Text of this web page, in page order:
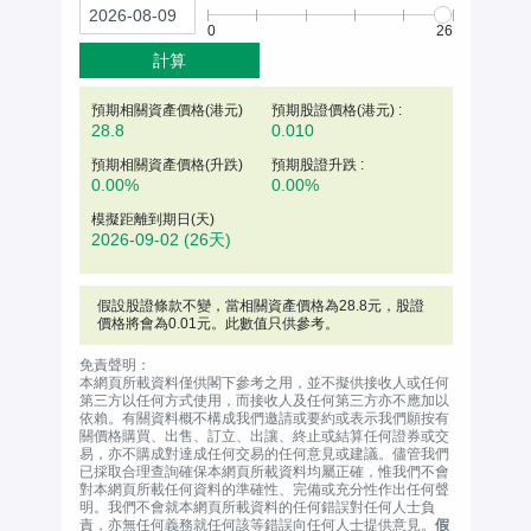
0 26
計算
預期相關資產價格(港元)
28.8
預期股證價格(港元) :
0.010
預期相關資產價格(升跌)
0.00%
預期股證升跌 :
0.00%
模擬距離到期日(天)
2026-09-02 (26天)
假設股證條款不變，當相關資產價格為28.8元，股證
價格將會為0.01元。此數值只供參考。
免責聲明：
本網頁所載資料僅供閣下參考之用，並不擬供接收人或任何
第三方以任何方式使用，而接收人及任何第三方亦不應加以
依賴。有關資料概不構成我們邀請或要約或表示我們願按有
關價格購買、出售、訂立、出讓、終止或結算任何證券或交
易，亦不購成對達成任何交易的任何意見或建議。儘管我們
已採取合理查詢確保本網頁所載資料均屬正確，惟我們不會
對本網頁所載任何資料的準確性、完備或充分性作出任何聲
明。我們不會就本網頁所載資料的任何錯誤對任何人士負
責，亦無任何義務就任何該等錯誤向任何人士提供意見。 假